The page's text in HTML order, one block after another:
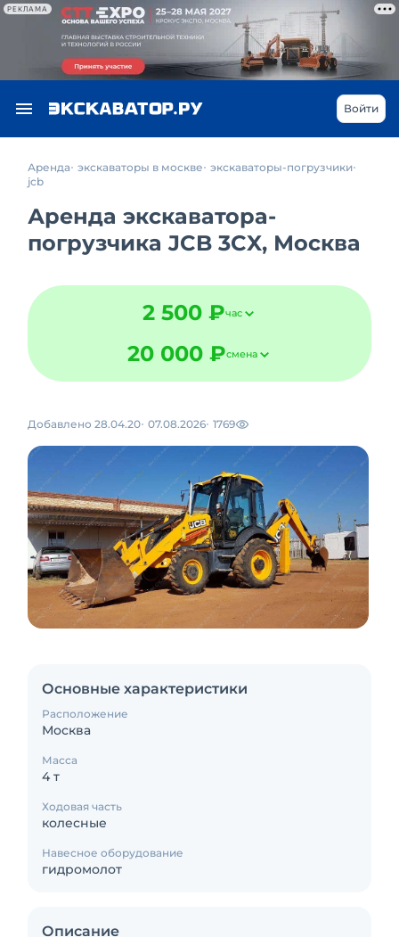
РЕКЛАМА
Войти
Аренда экскаваторы в москве экскаваторы-погрузчики
jcb
Аренда экскаватора-
погрузчика JCB 3CX, Москва
2 500 ₽час
20 000 ₽смена
Добавлено 28.04.20 07.08.2026 1769
Основные характеристики
Расположение
Москва
Масса
4 т
Ходовая часть
колесные
Навесное оборудование
гидромолот
Описание